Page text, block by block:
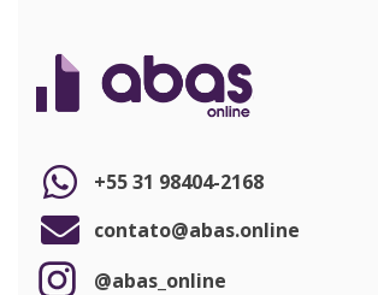
+55 31 98404-2168
contato@abas.online
@abas_online